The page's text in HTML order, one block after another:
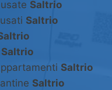
Saltrio
Saltrio
Saltrio
Saltrio
Saltrio